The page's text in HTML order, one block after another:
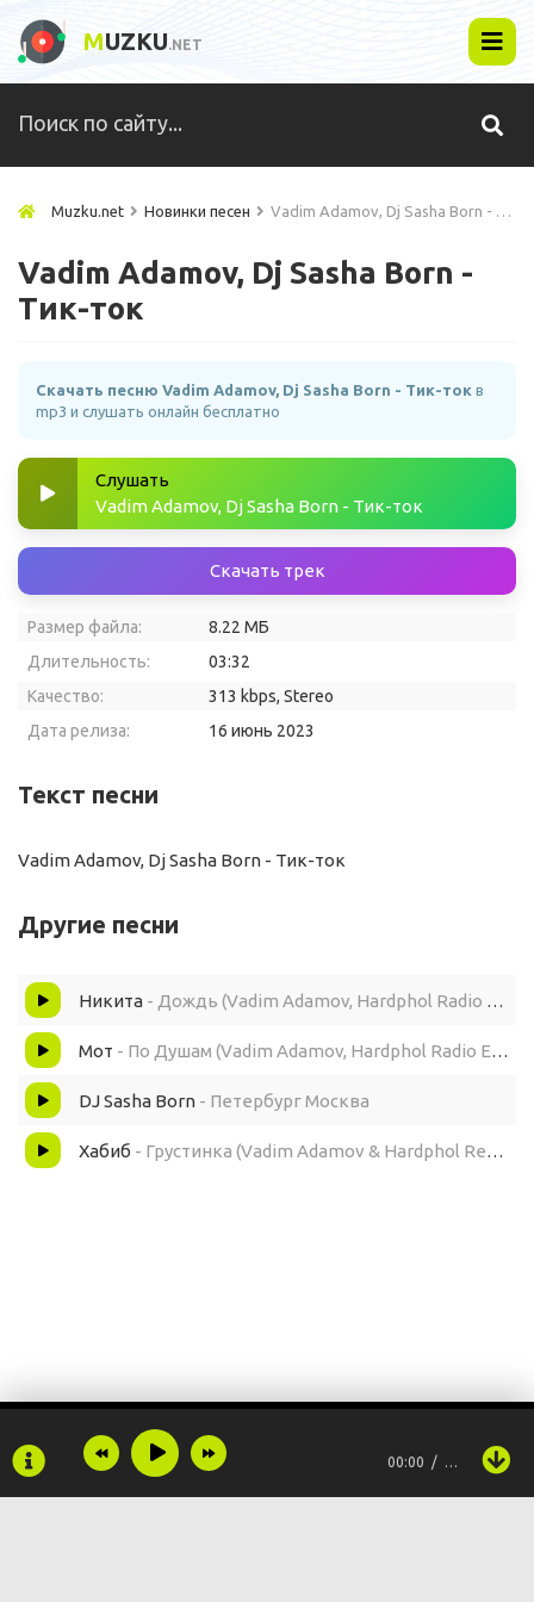
MUZKU.NET
Muzku.net Новинки песен Vadim Adamov, Dj Sasha Born - Тик-ток
Vadim Adamov, Dj Sasha Born -
Тик-ток
Скачать песню Vadim Adamov, Dj Sasha Born - Тик-ток в
mp3 и слушать онлайн бесплатно
Слушать
Vadim Adamov, Dj Sasha Born - Тик-ток
Скачать трек
Размер файла:
8.22 МБ
Длительность:
03:32
Качество:
313 kbps, Stereo
Дата релиза:
16 июнь 2023
Текст песни
Vadim Adamov, Dj Sasha Born - Тик-ток
Другие песни
Никита - Дождь (Vadim Adamov, Hardphol Radio Edit)
Mот - По Душам (Vadim Adamov, Hardphol Radio Edit)
DJ Sasha Born - Петербург Москва
Хабиб - Грустинка (Vadim Adamov & Hardphol Remix)
00:00